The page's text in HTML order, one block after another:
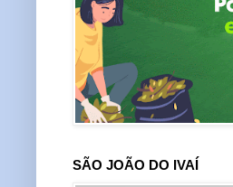
SÃO JOÃO DO IVAÍ